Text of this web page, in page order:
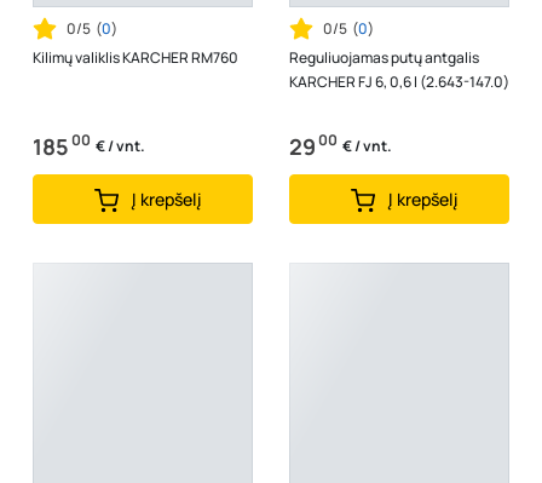
0/5 (0)
Kilimų valiklis KARCHER RM760
18500 € / vnt.
Į krepšelį
0/5 (0)
Reguliuojamas putų antgalis
KARCHER FJ 6, 0,6 l (2.643-147.0)
2900 € / vnt.
Į krepšelį